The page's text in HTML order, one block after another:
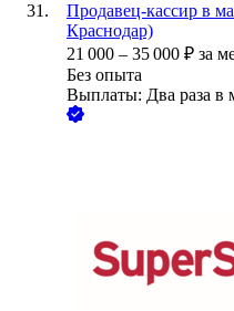
Продавец-кассир в
Краснодар)
21 000 – 35 000 ₽ за
Без опыта
Выплаты: Два раза в